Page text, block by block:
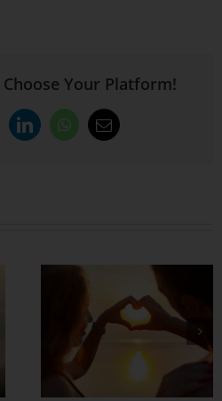
Your Platform!
LinkedInWhatsApp
Email